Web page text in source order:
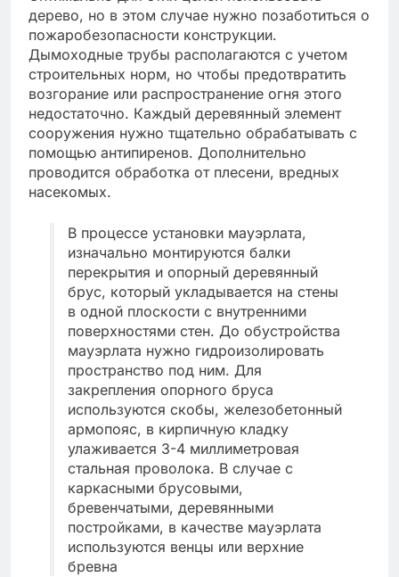
дерево, но в этом случае нужно позаботиться о
пожаробезопасности конструкции.
Дымоходные трубы располагаются с учетом
строительных норм, но чтобы предотвратить
возгорание или распространение огня этого
недостаточно. Каждый деревянный элемент
сооружения нужно тщательно обрабатывать с
помощью антипиренов. Дополнительно
проводится обработка от плесени, вредных
насекомых.
В процессе установки мауэрлата,
изначально монтируются балки
перекрытия и опорный деревянный
брус, который укладывается на стены
в одной плоскости с внутренними
поверхностями стен. До обустройства
мауэрлата нужно гидроизолировать
пространство под ним. Для
закрепления опорного бруса
используются скобы, железобетонный
армопояс, в кирпичную кладку
улаживается 3-4 миллиметровая
стальная проволока. В случае с
каркасными брусовыми,
бревенчатыми, деревянными
постройками, в качестве мауэрлата
используются венцы или верхние
бревна